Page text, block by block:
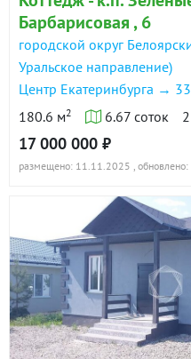
Барбарисовая , 6
городской округ
Уральское направление)
Центр Екатеринбурга →
180.6 м2 6.67 соток
17 000 000 ₽
размещено: 11.11.2025 ,